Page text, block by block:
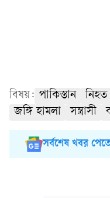
বিষয়: পাকিস্তান নিহত
জঙ্গি হামলা
সন্ত্রাসী
সর্বশেষ খবর